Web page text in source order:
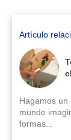
Artículo
Hagamos un
mundo
formas...